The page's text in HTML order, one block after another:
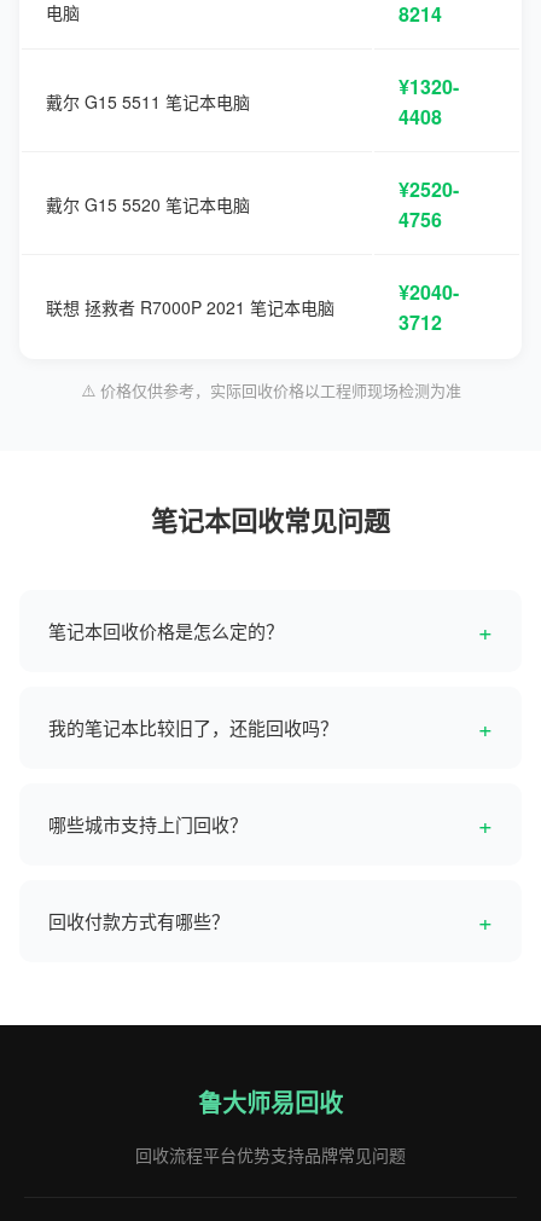
电脑
8214
戴尔 G15 5511 笔记本电脑
¥1320-
4408
戴尔 G15 5520 笔记本电脑
¥2520-
4756
联想 拯救者 R7000P 2021 笔记本电脑
¥2040-
3712
⚠️ 价格仅供参考，实际回收价格以工程师现场检测为准
笔记本回收常见问题
笔记本回收价格是怎么定的？ +
卡）、外观成色、功能正常性以及当前市场行情综合评估。
我的笔记本比较旧了，还能回收吗？ +
旧型号，只要能正常开机、有一定使用价值，我们都会给出
哪些城市支持上门回收？ +
成都、杭州、南京、武汉、西安、重庆等一二三线城市。
回收付款方式有哪些？ +
鲁大师易回收
回收流程平台优势支持品牌常见问题